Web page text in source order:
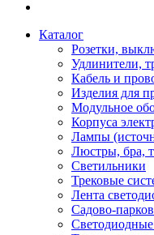
Каталог
Розетки,
Удлинители,
Кабель и
Изделия для
Модульное
Корпуса
Лампы
Люстры, бра,
Светильники
Трековые
Лента
Садово-